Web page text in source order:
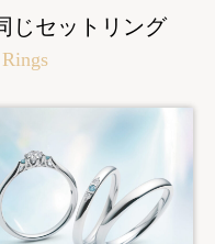
じセットリング